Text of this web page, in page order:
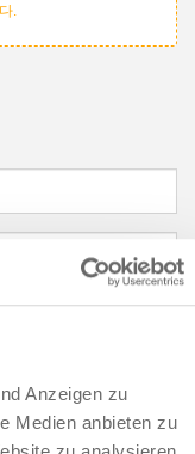
Anzeigen zu
Medien anbieten zu
.